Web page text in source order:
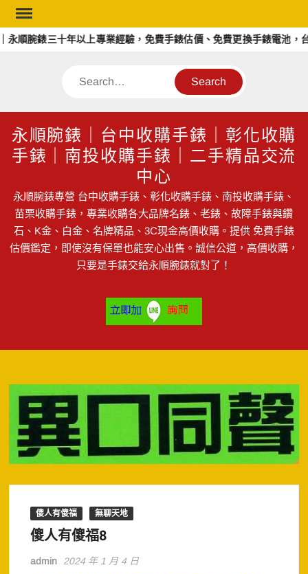
Skip
to
content
順腕錶三十年以上專業經驗，免費手錶估價、免費更換手錶電池，
Search
永順腕錶｜台中收購手錶｜彰化收購
手錶｜南投收購手錶｜二手精品交流
中心
永順腕錶專營 台中收購手錶、彰化收購手錶、南投收購手錶、
苗栗收購手錶，專業收購各大品牌名錶、老錶、故障手錶與鑽
石、K金、白金、名牌精品、3C現金高價收購。提供 免費手錶
估價鑑定，即使沒有保單也能安心出售。誠信公道，高價收購，
只要是手錶交給永順腕錶就對了！
傻人有傻福 無聊天地
傻人有傻福8
admin 2024 年 1 月 4 日